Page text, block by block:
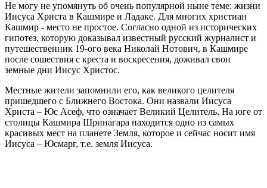
Не могу не упомянуть об очень популярной ныне теме: жизни
Иисуса Христа в Кашмире и Ладаке. Для многих христиан
Кашмир - место не простое. Согласно одной из исторических
гипотез, которую доказывал известный русский журналист и
путешественник 19-ого века Николай Нотович, в Кашмире
после сошествия с креста и воскресения, доживал свои
земные дни Иисус Христос.
Местные жители запомнили его, как великого целителя
пришедшего с Ближнего Востока. Они назвали Иисуса
Христа – Юс Асеф, что означает Великий Целитель. На юге от
столицы Кашмира Шринагара находится одно из самых
красивых мест на планете Земля, которое и сейчас носит имя
Иисуса – Юсмарг, т.е. земля Иисуса.